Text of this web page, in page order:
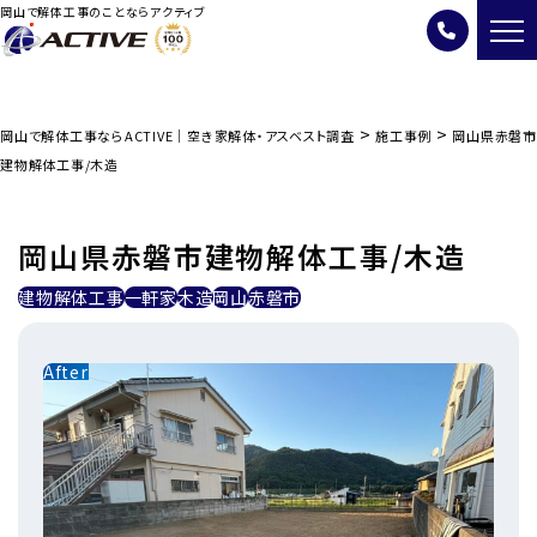
岡山で解体工事のことならアクティブ
岡山で解体工事ならACTIVE｜空き家解体・アスベスト調査 > 施工事例 > 岡山県赤磐市
建物解体工事/木造
岡山県赤磐市建物解体工事/木造
建物解体工事一軒家木造岡山赤磐市